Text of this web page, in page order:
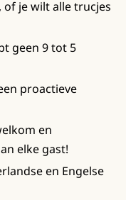
of je wilt alle trucjes
geen 9 tot 5
proactieve
en
elke gast!
en Engelse